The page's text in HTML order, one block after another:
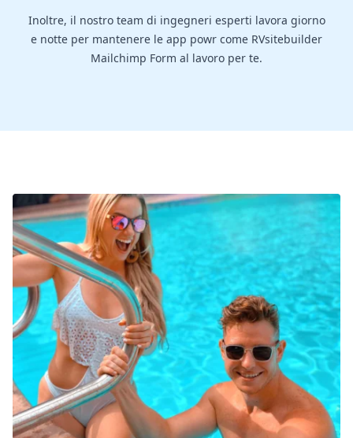
Inoltre, il nostro team di ingegneri esperti lavora giorno
e notte per mantenere le app powr come RVsitebuilder
Mailchimp Form al lavoro per te.